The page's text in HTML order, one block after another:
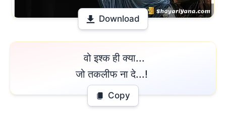
Download
वो इश्क ही क्या...
जो तकलीफ ना दे...!
Copy